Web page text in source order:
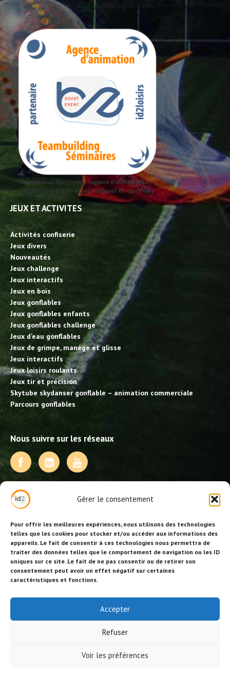
Gérer le consentement
Pour offrir les meilleures expériences, nous utilisons des technologies
telles que les cookies pour stocker et/ou accéder aux informations des
appareils. Le fait de consentir à ces technologies nous permettra de
traiter des données telles que le comportement de navigation ou les ID
uniques sur ce site. Le fait de ne pas consentir ou de retirer son
consentement peut avoir un effet négatif sur certaines
caractéristiques et fonctions.
Accepter
Refuser
Voir les préférences
Partenariat Boostevent (agence d'animation) et
id2loisirs activités et jeux ludiques et sportives
JEUX ET ACTIVITES
Activités confiserie
Jeux divers
Nouveautés
Jeux challenge
Jeux interactifs
Jeux en bois
Jeux gonflables
Jeux gonflables enfants
Jeux gonflables challenge
Jeux d’eau gonflables
Jeux de grimpe, manège et glisse
Jeux interactifs
Jeux loisirs roulants
Jeux tir et précision
Skytube skydanser gonflable – animation commerciale
Parcours gonflables
Nous suivre sur les réseaux
NOS PRESTATIONS
Activités, jeux et animations BDE
Animations événementielles
Animations EVJF – EVJG
Animations hôtellerie
Animations anniversaires
Collectivités, centres de loisirs et jeunesse
Séminaires team building
Crédits-ML |Réalisation site/référencement BS
Consulting